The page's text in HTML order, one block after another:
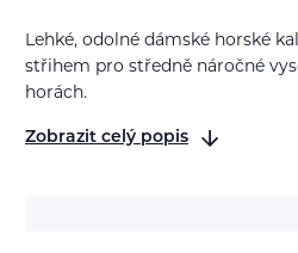
Lehké, odolné dámské horské
střihem pro středně náročné
horách.
Zobrazit celý popis